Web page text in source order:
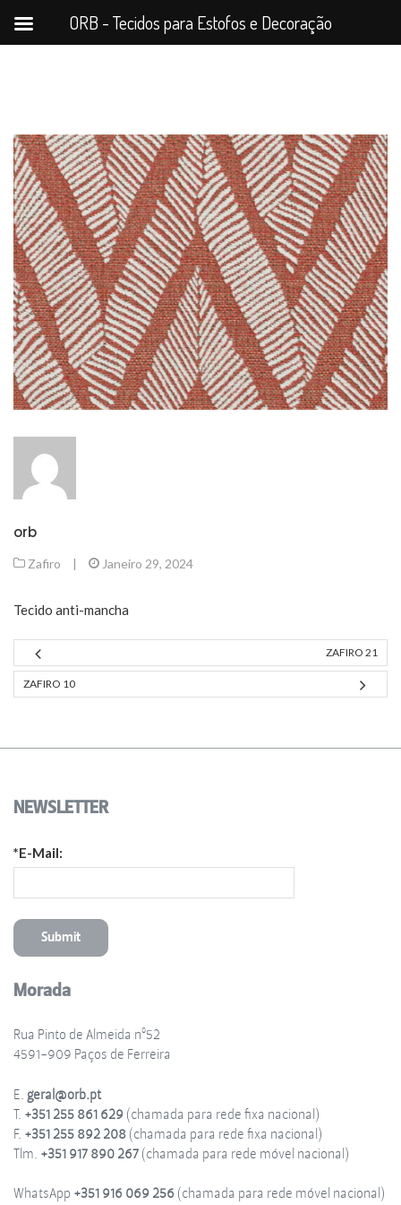
orb
Zafiro | Janeiro 29, 2024
Tecido anti-mancha
ZAFIRO 21
ZAFIRO 10
NEWSLETTER
*E-Mail:
Morada
Rua Pinto de Almeida nº52
4591-909 Paços de Ferreira
E. geral@orb.pt
T. +351 255 861 629 (chamada para rede fixa nacional)
F. +351 255 892 208(chamada para rede fixa nacional)
Tlm. +351 917 890 267(chamada para rede móvel nacional)
WhatsApp +351 916 069 256 (chamada para rede móvel nacional)
ORB - Tecidos para Estofos e Decoração